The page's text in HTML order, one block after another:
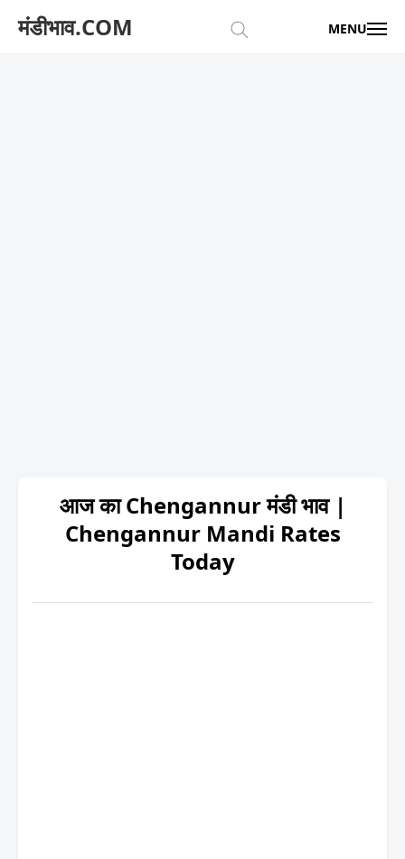
मंडीभाव.COM MENU
आज का Chengannur मंडी भाव |
Chengannur Mandi Rates
Today